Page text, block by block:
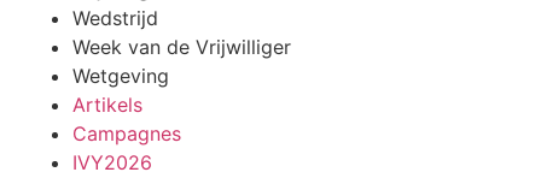
Wedstrijd
Week van de Vrijwilliger
Wetgeving
Artikels
Campagnes
IVY2026